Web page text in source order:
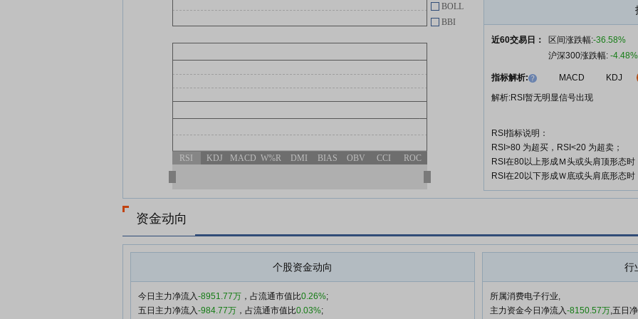
影石创新:关于2025年年度股东会
增加临时提案的公告
06-19
影石创新:关于全资子公司与专业
机构共同投资设立基金暨关联交易
06-19
近60交易日： 区间涨跌幅:-36.58%
沪深300涨跌幅: -4.48%
指标解析: MACD
KDJ
解析:RSI暂无明显信号出现
RSI指标说明：
RSI>80 为超买，RSI<20 为超卖；
RSI在80以上形成Ｍ头或头肩顶形态
RSI在20以下形成Ｗ底或头肩底形态
BOLL
BBI
RSI KDJ MACD W%R DMI BIAS OBV CCI ROC
资金动向
个股资金动向
今日主力净流入-8951.77万 ，占流通市值比0.26%;
五日主力净流入-984.77万 ，占流通市值比0.03%;
行
所属消费电子行业,
主力资金今日净流入-8150.57万,五日